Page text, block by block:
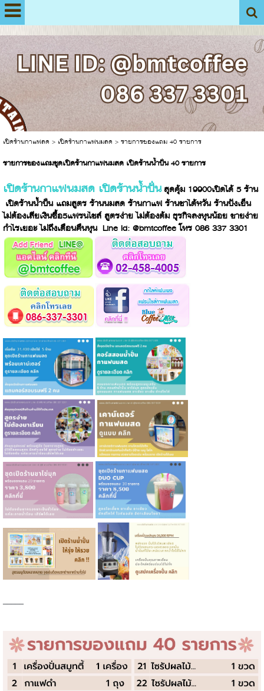
เปิดร้านกาแฟสด > เปิดร้านกาแฟนมสด > รายการของแถม 40 รายการ
รายการของแถมชุดเปิดร้านกาแฟนมสด เปิดร้านน้ำปั่น 40 รายการ
เปิดร้านกาแฟนมสด เปิดร้านน้ำปั่น สุดคุ้ม 19900เปิดได้ 5 ร้าน
เปิดร้านน้ำปั่น แถมสูตร ร้านนมสด ร้านกาแฟ ร้านชาไต้หวัน ร้านปังเย็น
ไม่ต้องเสียเงินซื้อ5แฟรนไชส์ สูตรง่าย ไม่ต้องต้ม ธุรกิจลงทุนน้อย ขายง่าย
กำไรเยอะ ไม่ถึงเดือนคืนทุน Line Id: @bmtcoffee โทร 086 337 3301